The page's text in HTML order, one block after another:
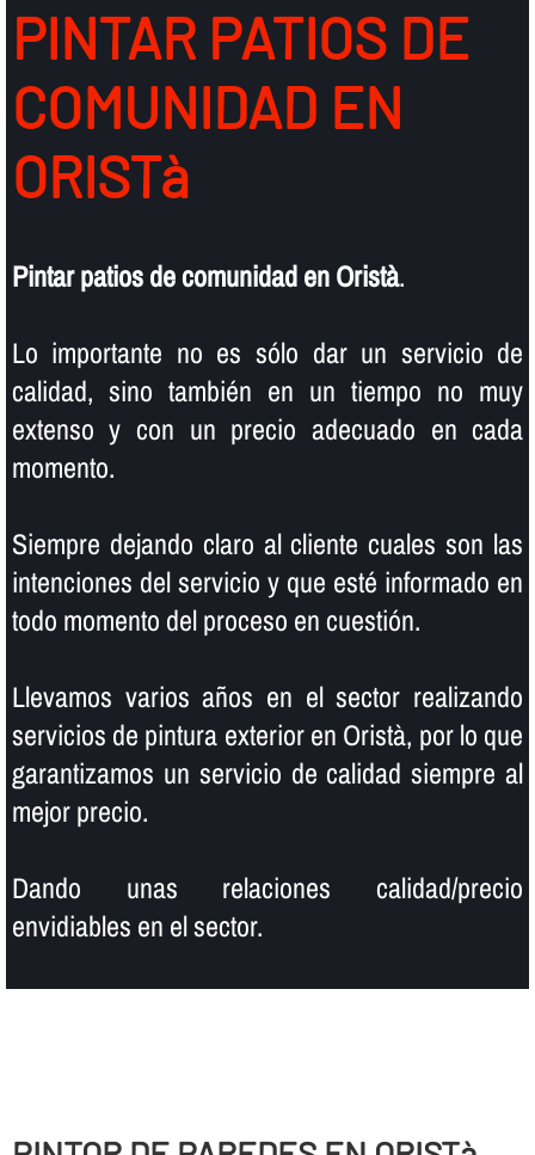
PINTAR PATIOS DE
COMUNIDAD EN
ORISTà
Pintar patios de comunidad en Oristà.
Lo importante no es sólo dar un servicio de
calidad, sino también en un tiempo no muy
extenso y con un precio adecuado en cada
momento.
Siempre dejando claro al cliente cuales son las
intenciones del servicio y que esté informado en
todo momento del proceso en cuestión.
Llevamos varios años en el sector realizando
servicios de pintura exterior en Oristà, por lo que
garantizamos un servicio de calidad siempre al
mejor precio.
Dando unas relaciones calidad/precio
envidiables en el sector.